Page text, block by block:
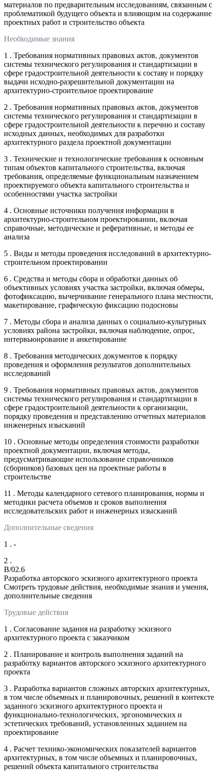
материалов по предварительным исследованиям, связанным с
проблематикой будущего объекта и влияющим на содержание
проектных работ и строительство объекта
Необходимые знания
1 . Требования нормативных правовых актов, документов
системы технического регулирования и стандартизации в
сфере градостроительной деятельности к составу и порядку
выдачи исходно-разрешительной документации на
архитектурно-строительное проектирование
2 . Требования нормативных правовых актов, документов
системы технического регулирования и стандартизации в
сфере градостроительной деятельности к перечню и составу
исходных данных, необходимых для разработки
архитектурного раздела проектной документации
3 . Технические и технологические требования к основным
типам объектов капитального строительства, включая
требования, определяемые функциональным назначением
проектируемого объекта капитального строительства и
особенностями участка застройки
4 . Основные источники получения информации в
архитектурно-строительном проектировании, включая
справочные, методические и реферативные, и методы ее
анализа
5 . Виды и методы проведения исследований в архитектурно-
строительном проектировании
6 . Средства и методы сбора и обработки данных об
объективных условиях участка застройки, включая обмеры,
фотофиксацию, вычерчивание генерального плана местности,
макетирование, графическую фиксацию подосновы
7 . Методы сбора и анализа данных о социально-культурных
условиях района застройки, включая наблюдение, опрос,
интервьюирование и анкетирование
8 . Требования методических документов к порядку
проведения и оформления результатов дополнительных
исследований
9 . Требования нормативных правовых актов, документов
системы технического регулирования и стандартизации в
сфере градостроительной деятельности к организации,
порядку проведения и представлению отчетных материалов
инженерных изысканий
10 . Основные методы определения стоимости разработки
проектной документации, включая методы,
предусматривающие использование справочников
(сборников) базовых цен на проектные работы в
строительстве
11 . Методы календарного сетевого планирования, нормы и
методики расчета объемов и сроков выполнения
исследовательских работ и инженерных изысканий
Дополнительные сведения
1 . -
2 .
B/02.6
Разработка авторского эскизного архитектурного проекта
Смотреть трудовые действия, необходимые знания и умения,
дополнительные сведения
Трудовые действия
1 . Согласование задания на разработку эскизного
архитектурного проекта с заказчиком
2 . Планирование и контроль выполнения заданий на
разработку вариантов авторского эскизного архитектурного
проекта
3 . Разработка вариантов сложных авторских архитектурных,
в том числе объемных и планировочных, решений в контексте
заданного эскизного архитектурного проекта и
функционально-технологических, эргономических и
эстетических требований, установленных заданием на
проектирование
4 . Расчет технико-экономических показателей вариантов
архитектурных, в том числе объемных и планировочных,
решений объекта капитального строительства